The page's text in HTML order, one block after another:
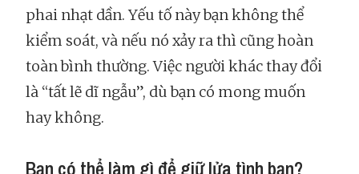
phai nhạt dần. Yếu tố này bạn không thể
kiểm soát, và nếu nó xảy ra thì cũng hoàn
toàn bình thường. Việc người khác thay đổi
là “tất lẽ dĩ ngẫu”, dù bạn có mong muốn
hay không.
Bạn có thể làm gì để giữ lửa tình bạn?